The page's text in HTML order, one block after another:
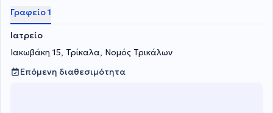
Γραφείο 1
Ιατρείο
Ιακωβάκη 15, Τρίκαλα, Νομός Τρικάλων
Επόμενη διαθεσιμότητα